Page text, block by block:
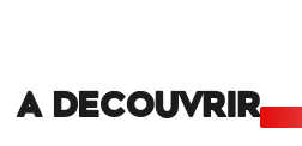
A DECOUVRIR